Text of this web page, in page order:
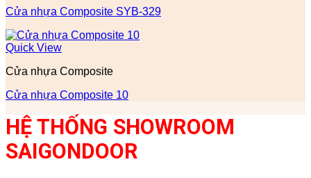
Cửa nhựa Composite SYB-329
Quick View
Cửa nhựa Composite
Cửa nhựa Composite 10
HỆ THỐNG SHOWROOM
SAIGONDOOR